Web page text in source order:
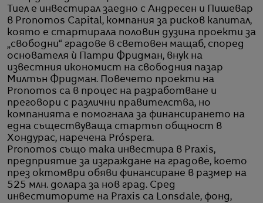
Тиел е инвестирал заедно с Андресен и Пишевар
в Pronomos Capital, компания за рисков капитал,
която е стартирала половин дузина проекти за
„свободни“ градове в световен мащаб, според
основателя ѝ Патри Фридман, внук на
известния икономист на свободния пазар
Милтън Фридман. Повечето проекти на
Pronomos са в процес на разработване и
преговори с различни правителства, но
компанията е помогнала за финансирането на
една съществуваща стартъп общност в
Хондурас, наречена Próspera.
Pronomos също така инвестира в Praxis,
предприятие за изграждане на градове, което
през октомври обяви финансиране в размер на
525 млн. долара за нов град. Сред
инвеститорите на Praxis са Lonsdale, фонд,